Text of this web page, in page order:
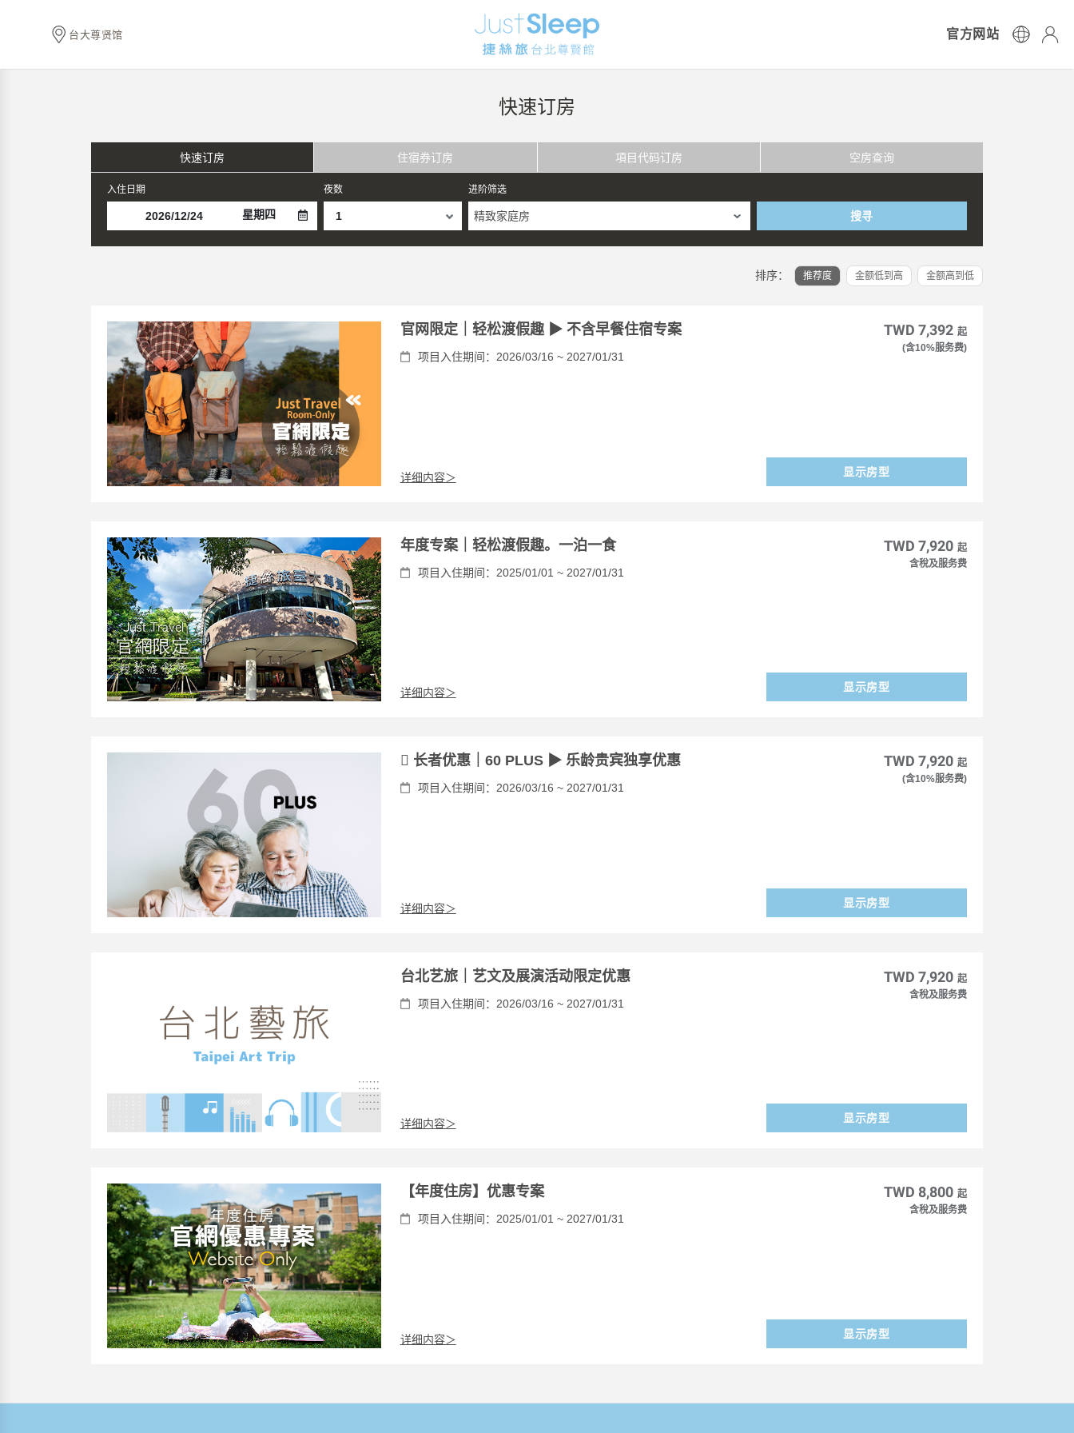
台大尊贤馆 官方网站
快速订房
快速订房 住宿券订房 項目代码订房 空房查询
入住日期
星期四
夜数 进阶筛选
精致家庭房 搜寻
排序： 推荐度 金额低到高 金额高到低
官网限定｜轻松渡假趣 ▶ 不含早餐住宿专案
项目入住期间：2026/03/16 ~ 2027/01/31
详细内容＞
TWD 7,392 起
(含10%服务费)
显示房型
年度专案｜轻松渡假趣。一泊一食
项目入住期间：2025/01/01 ~ 2027/01/31
详细内容＞
TWD 7,920 起
含稅及服务费
显示房型
 长者优惠｜60 PLUS ▶ 乐龄贵宾独享优惠
项目入住期间：2026/03/16 ~ 2027/01/31
详细内容＞
TWD 7,920 起
(含10%服务费)
显示房型
台北艺旅｜艺文及展演活动限定优惠
项目入住期间：2026/03/16 ~ 2027/01/31
详细内容＞
TWD 7,920 起
含稅及服务费
显示房型
【年度住房】优惠专案
项目入住期间：2025/01/01 ~ 2027/01/31
详细内容＞
TWD 8,800 起
含稅及服务费
显示房型